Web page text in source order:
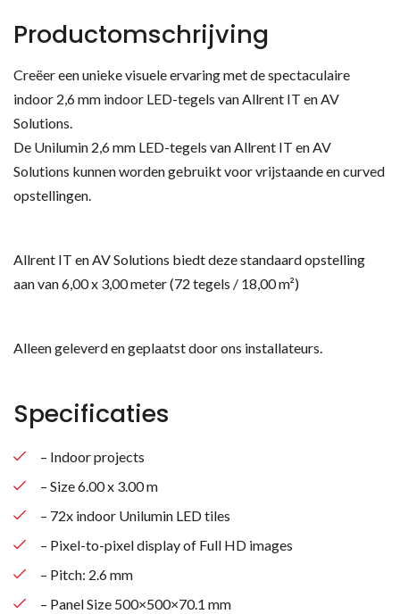
Productomschrijving
Creëer een unieke visuele ervaring met de spectaculaire
indoor 2,6 mm indoor LED-tegels van Allrent IT en AV
Solutions.
De Unilumin 2,6 mm LED-tegels van Allrent IT en AV
Solutions kunnen worden gebruikt voor vrijstaande en curved
opstellingen.
Allrent IT en AV Solutions biedt deze standaard opstelling
aan van 6,00 x 3,00 meter (72 tegels / 18,00 m²)
Alleen geleverd en geplaatst door ons installateurs.
Specificaties
– Indoor projects
– Size 6.00 x 3.00 m
– 72x indoor Unilumin LED tiles
– Pixel-to-pixel display of Full HD images
– Pitch: 2.6 mm
– Panel Size 500×500×70.1 mm